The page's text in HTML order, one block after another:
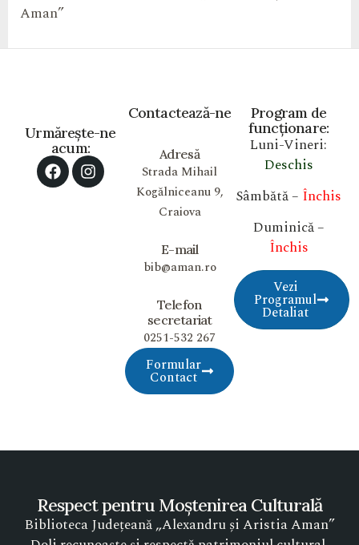
Aman”
Program de
funcționare:
Luni-Vineri:
Deschis
Sâmbătă – Închis
Duminică –
Închis
Vezi
Programul
Detaliat
Contactează-ne
Adresă
Strada Mihail
Kogălniceanu 9,
Craiova
E-mail
bib@aman.ro
Telefon
secretariat
0251-532 267
Formular
Contact
Urmărește-ne
acum:
Respect pentru Moștenirea Culturală
Biblioteca Județeană „Alexandru și Aristia Aman”